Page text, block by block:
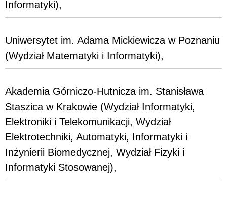
Informatyki),
Uniwersytet im. Adama Mickiewicza w Poznaniu
(Wydział Matematyki i Informatyki),
Akademia Górniczo-Hutnicza im. Stanisława
Staszica w Krakowie (Wydział Informatyki,
Elektroniki i Telekomunikacji, Wydział
Elektrotechniki, Automatyki, Informatyki i
Inżynierii Biomedycznej, Wydział Fizyki i
Informatyki Stosowanej),